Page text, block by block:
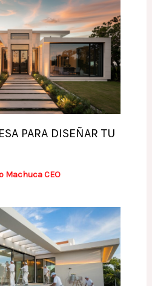
PARA DISEÑAR TU
Machuca CEO